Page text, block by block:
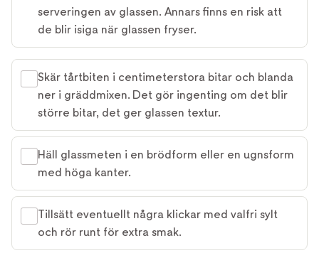
serveringen av glassen. Annars finns en risk att
de blir isiga när glassen fryser.
Skär tårtbiten i centimeterstora bitar och blanda
ner i gräddmixen. Det gör ingenting om det blir
större bitar, det ger glassen textur.
Häll glassmeten i en brödform eller en ugnsform
med höga kanter.
Tillsätt eventuellt några klickar med valfri sylt
och rör runt för extra smak.